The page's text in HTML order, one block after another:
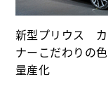
新型プリウス カ
ナーこだわりの
量産化